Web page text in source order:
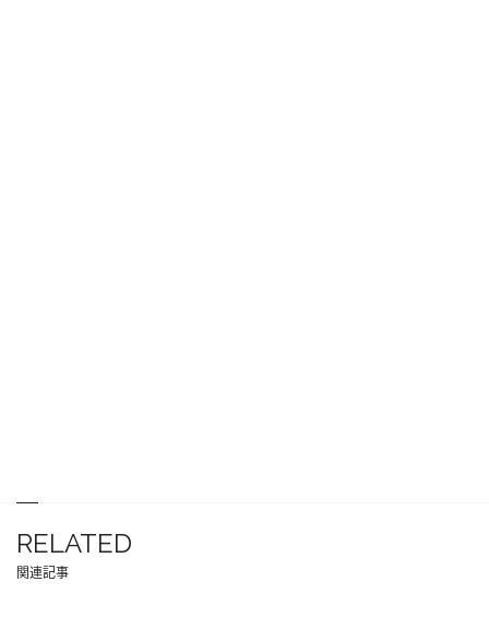
RELATED
関連記事